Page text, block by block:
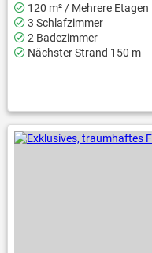
120 m² / Mehrere Etagen
3 Schlafzimmer
2 Badezimmer
Nächster Strand 150 m